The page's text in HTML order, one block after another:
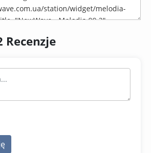
Recenzje